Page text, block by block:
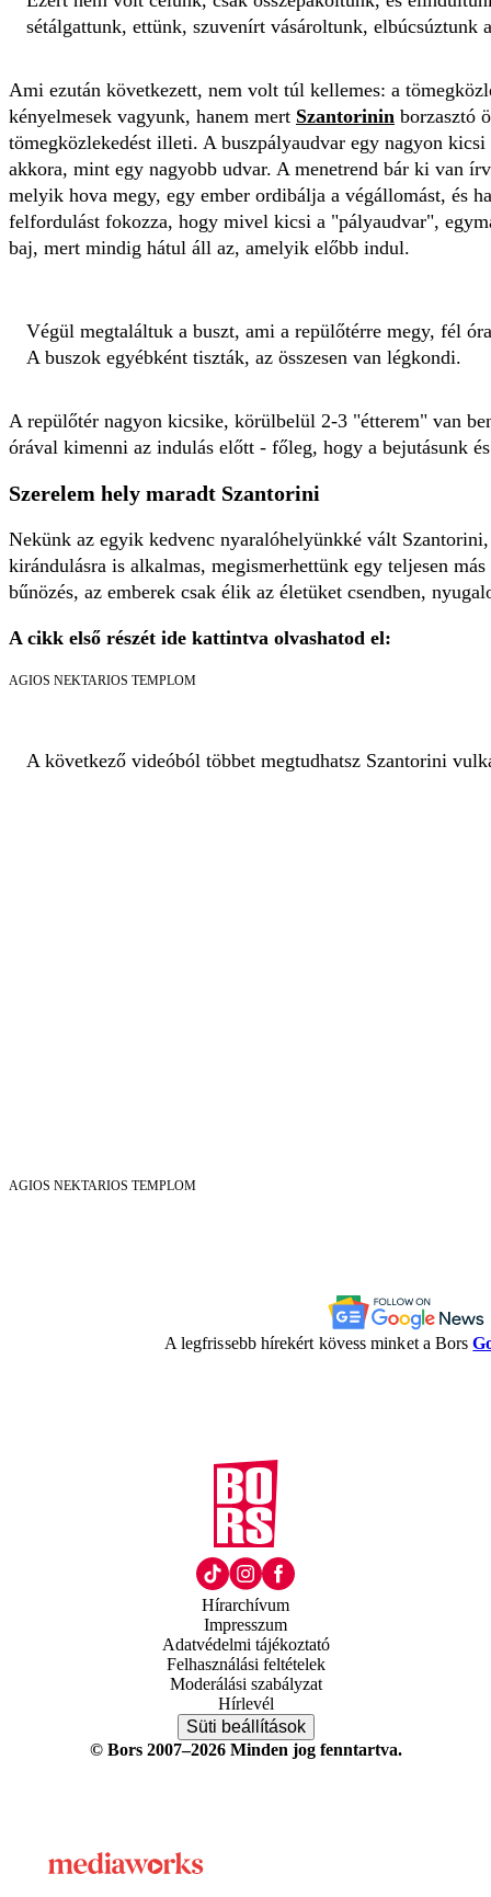
sétálgattunk, ettünk, szuvenírt vásároltunk, elbúcsúztunk
Ami ezután következett, nem volt túl kellemes: a
kényelmesek vagyunk, hanem mert Szantorinin borzasztó
tömegközlekedést illeti. A buszpályaudvar egy nagyon
akkora, mint egy nagyobb udvar. A menetrend bár ki van
melyik hova megy, egy ember ordibálja a végállomást, és
felfordulást fokozza, hogy mivel kicsi a "pályaudvar",
baj, mert mindig hátul áll az, amelyik előbb indul.
Végül megtaláltuk a buszt, ami a repülőtérre megy, fél
A buszok egyébként tiszták, az összesen van légkondi.
A repülőtér nagyon kicsike, körülbelül 2-3 "étterem" van
órával kimenni az indulás előtt - főleg, hogy a bejutásunk
Szerelem hely maradt Szantorini
Nekünk az egyik kedvenc nyaralóhelyünkké vált
kirándulásra is alkalmas, megismerhettünk egy teljesen
bűnözés, az emberek csak élik az életüket csendben,
A cikk első részét ide kattintva olvashatod el:
AGIOS NEKTARIOS TEMPLOM
A következő videóból többet megtudhatsz Szantorini
AGIOS NEKTARIOS TEMPLOM
A legfrissebb hírekért kövess minket a Bors
Hírarchívum
Impresszum
Adatvédelmi tájékoztató
Felhasználási feltételek
Moderálási szabályzat
Hírlevél
Süti beállítások
© Bors 2007–2026 Minden jog fenntartva.